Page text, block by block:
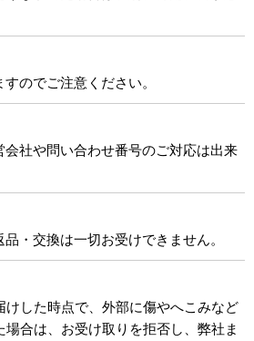
のでご注意ください。
会社や問い合わせ番号のご対応は出来
・交換は一切お受けできません。
けした時点で、外部に傷やへこみなど
場合は、お受け取りを拒否し、弊社ま